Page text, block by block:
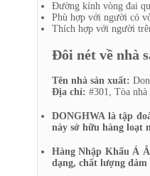
Đường kính vòng đai
Phù hợp với người có
Thích hợp với người
Đôi nét về nhà
Tên nhà sản xuất:
Địa chỉ: #301, Tòa
DONGHWA là tập
này sở hữu hàng loạt
Hàng Nhập Khẩu Á
dạng, chất lượng